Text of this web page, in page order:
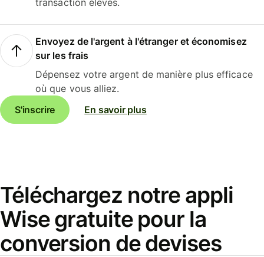
transaction élevés.
Envoyez de l'argent à l'étranger et économisez
sur les frais
Dépensez votre argent de manière plus efficace
où que vous alliez.
S'inscrire
En savoir plus
Téléchargez notre appli
Wise gratuite pour la
conversion de devises